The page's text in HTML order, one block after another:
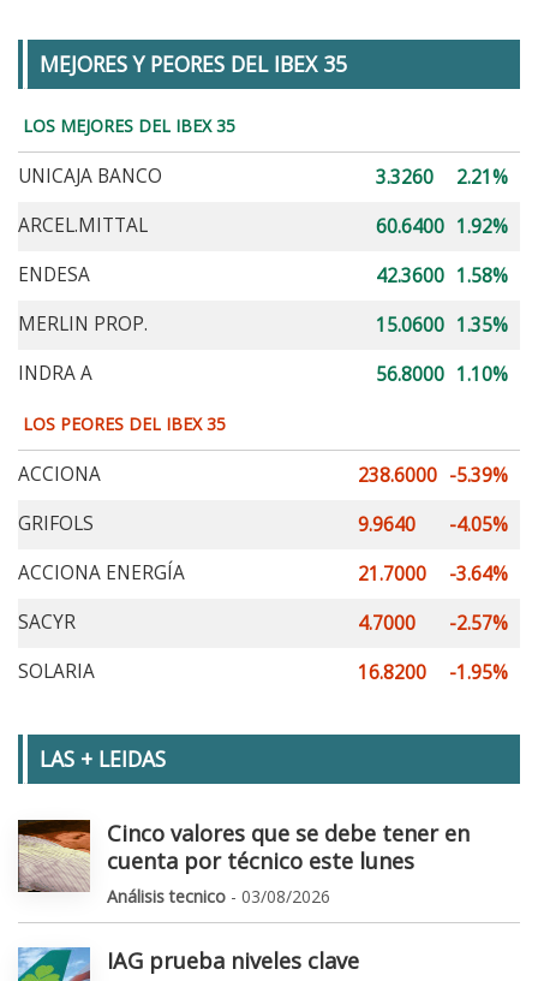
MEJORES Y PEORES DEL IBEX 35
LOS MEJORES DEL IBEX 35
UNICAJA BANCO 3.3260
2.21%
ARCEL.MITTAL
60.6400 1.92%
ENDESA
42.3600 1.58%
MERLIN PROP.
15.0600 1.35%
INDRA A
56.8000 1.10%
LOS PEORES DEL IBEX 35
ACCIONA 238.6000 -5.39%
GRIFOLS
9.9640
-4.05%
ACCIONA ENERGÍA
21.7000
-3.64%
SACYR
4.7000
-2.57%
SOLARIA
16.8200 -1.95%
LAS + LEIDAS
Cinco valores que se debe tener en
cuenta por técnico este lunes
Análisis tecnico - 03/08/2026
IAG prueba niveles clave